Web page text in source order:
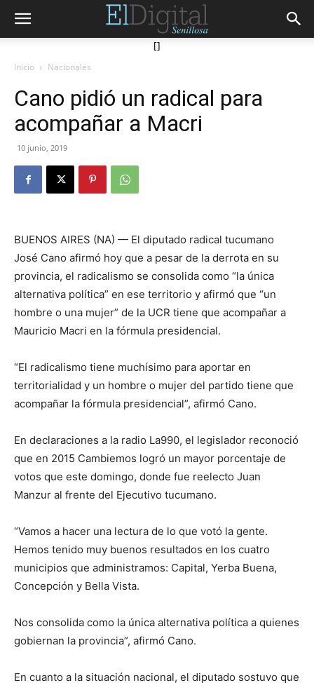
[]
Inicio Nacionales
Cano pidió un radical para
acompañar a Macri
10 junio, 2019
BUENOS AIRES (NA) — El diputado radical tucumano
José Cano afirmó hoy que a pesar de la derrota en su
provincia, el radicalismo se consolida como “la única
alternativa política” en ese territorio y afirmó que “un
hombre o una mujer” de la UCR tiene que acompañar a
Mauricio Macri en la fórmula presidencial.
“El radicalismo tiene muchísimo para aportar en
territorialidad y un hombre o mujer del partido tiene que
acompañar la fórmula presidencial”, afirmó Cano.
En declaraciones a la radio La990, el legislador reconoció
que en 2015 Cambiemos logró un mayor porcentaje de
votos que este domingo, donde fue reelecto Juan
Manzur al frente del Ejecutivo tucumano.
“Vamos a hacer una lectura de lo que votó la gente.
Hemos tenido muy buenos resultados en los cuatro
municipios que administramos: Capital, Yerba Buena,
Concepción y Bella Vista.
Nos consolida como la única alternativa política a quienes
gobiernan la provincia”, afirmó Cano.
En cuanto a la situación nacional, el diputado sostuvo que